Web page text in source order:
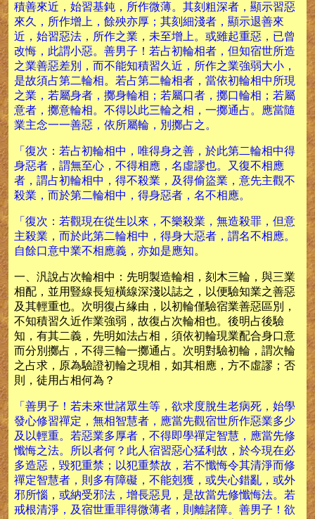
積善來近，始習基鈍，所作微薄。其刻粗深者，顯示習惡
來久，所作增上，餘殃亦厚；其刻細淺者，顯示退善來
近，始習惡法，所作之業，未至增上。或雖起重惡，已曾
改悔，此謂小惡。善男子！若占初輪相者，但知宿世所造
之業善惡差別，而不能知積習久近，所作之業強弱大小，
是故須占第二輪相。若占第二輪相者，當依初輪相中所現
之業，若屬身者，擲身輪相；若屬口者，擲口輪相；若屬
意者，擲意輪相。不得以此三輪之相，一擲通占。應當隨
業主念一一善惡，依所屬輪，別擲占之。
「復次：若占初輪相中，唯得身之善，於此第二輪相中得
身惡者，謂無至心，不得相應，名虛謬也。又復不相應
者，謂占初輪相中，得不殺業，及得偷盜業，意先主觀不
殺業，而於第二輪相中，得身惡者，名不相應。
「復次：若觀現在從生以來，不樂殺業，無造殺罪，但意
主殺業，而於此第二輪相中，得身大惡者，謂名不相應。
自餘口意中業不相應義，亦如是應知。
一、汎說占次輪相中：先明製造輪相，刻木三輪，與三業
相配，並用豎線長短橫線深淺以誌之，以便驗知業之善惡
及其輕重也。次明復占緣由，以初輪僅驗宿業善惡區別，
不知積習久近作業強弱，故復占次輪相也。後明占後驗
知，有其二義，先明如法占相，須依初輪現業配合身口意
而分別擲占，不得三輪一擲通占。次明對驗初輪，謂次輪
之占求，原為驗證初輪之現相，如其相應，方不虛謬；否
則，徒用占相何為？
「善男子！若未來世諸眾生等，欲求度脫生老病死，始學
發心修習禪定，無相智慧者，應當先觀宿世所作惡業多少
及以輕重。若惡業多厚者，不得即學禪定智慧，應當先修
懺悔之法。所以者何？此人宿習惡心猛利故，於今現在必
多造惡，毀犯重禁；以犯重禁故，若不懺悔令其清淨而修
禪定智慧者，則多有障礙，不能剋獲，或失心錯亂，或外
邪所惱，或納受邪法，增長惡見，是故當先修懺悔法。若
戒根清淨，及宿世重罪得微薄者，則離諸障。善男子！欲